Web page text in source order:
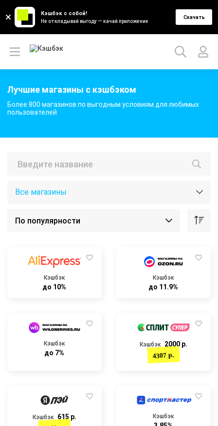
Кэшбэк с собой!
Не откладывай выгоду — качай приложение
Скачать
Лучшие магазины с кэшбэком
Более 800 магазинов по выгодным условиям для любимых
пользователей
Все магазины
Кэшбэк
до 10%
Кэшбэк
до 11.9%
Кэшбэк
до 7%
Кэшбэк 2000 р.
4307 р.
Кэшбэк 615 р. Кэшбэк